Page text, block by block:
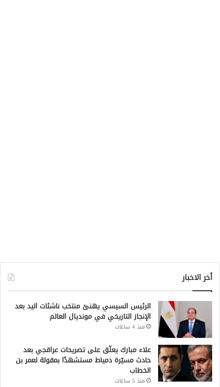
أخر الاخبار
الرئيس السيسي يهنئ منتخب ناشئات اليد بعد
الإنجاز التاريخي في مونديال العالم
منذ 4 ساعات
علاء مبارك يعلّق على تصريحات عراقجي بعد
حادث مسيّرة دمياط مستشهدًا بمقولة لعمر بن
الخطاب
منذ 5 ساعات